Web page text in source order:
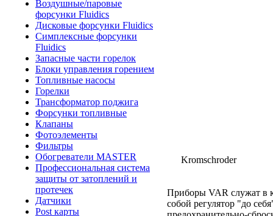
Воздушные/паровые
форсунки Fluidics
Дисковые форсунки Fluidics
Симплексные форсунки
Fluidics
Запасные части горелок
Блоки управления горением
Топливные насосы
Горелки
Трансформатор поджига
Форсунки топливные
Клапаны
Фотоэлементы
Фильтры
Обогреватели MASTER
Профессиональная система
защиты от затоплений и
протечек
Датчики
Post карты
Kromschroder
Приборы VAR служат в
собой регулятор "до